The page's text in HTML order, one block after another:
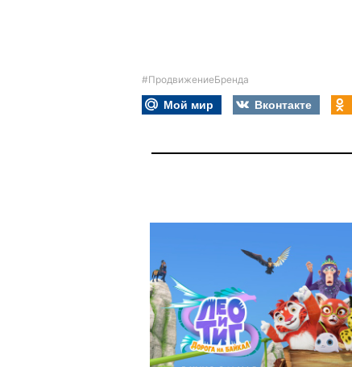
#ПродвижениеБренда
Мой мир Вконтакте